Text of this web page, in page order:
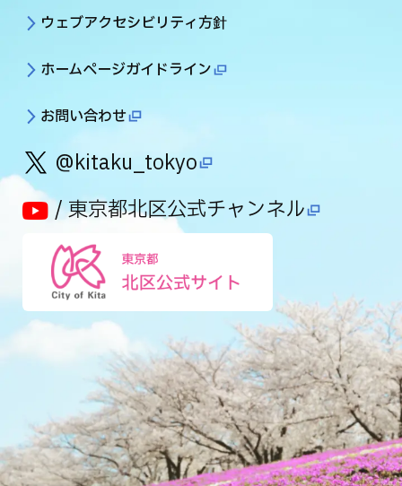
ウェブアクセシビリティ方針
ホームページガイドライン
お問い合わせ
@kitaku_tokyo
/ 東京都北区公式チャンネル